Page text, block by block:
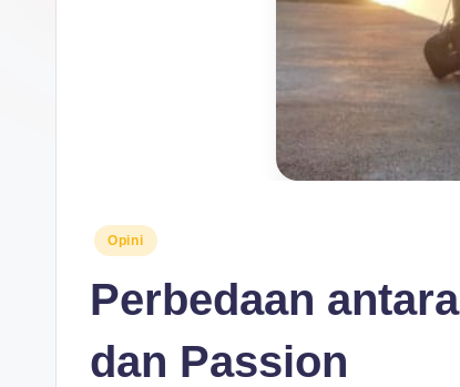
Posted
Opini
Perbedaan
dan Passion